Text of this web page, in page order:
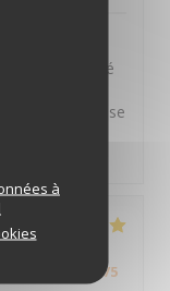
à
Comme
attentionné
très bon
une adresse
sans
5/5